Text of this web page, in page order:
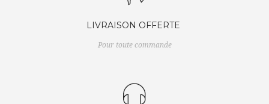
LIVRAISON OFFERTE
Pour toute commande